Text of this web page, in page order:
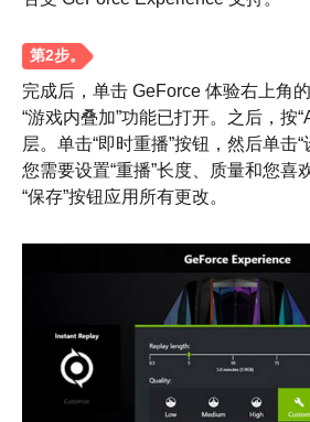
步骤1。
第2步。
完成后，单击 GeForce 体验右上角
“游戏内叠加”功能已打开。之后，按
层。单击“即时重播”按钮，然后单击“
您需要设置“重播”长度、质量和您喜
“保存”按钮应用所有更改。